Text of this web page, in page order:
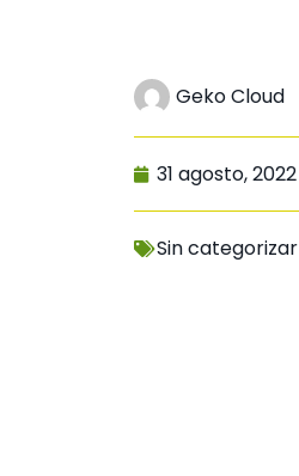
Geko Cloud
31 agosto, 2022
Sin categorizar